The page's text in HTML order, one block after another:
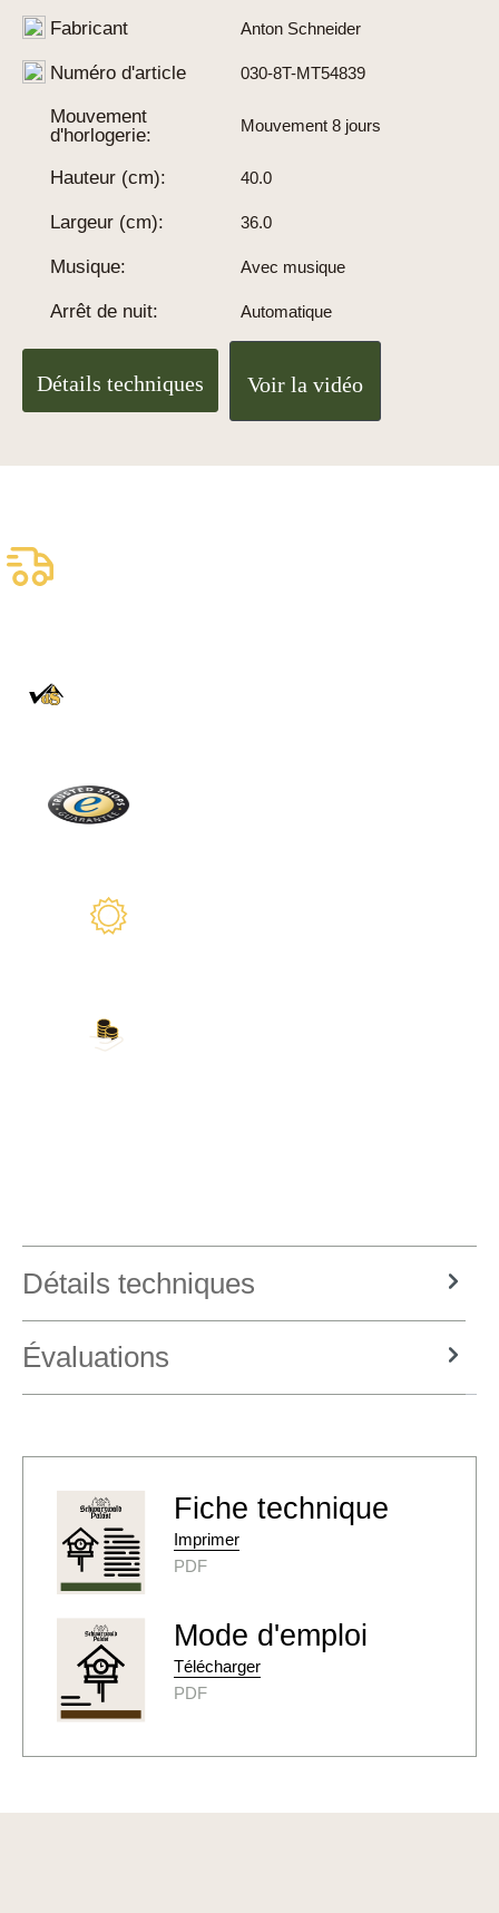
Fabricant Anton Schneider
Numéro d'article 030-8T-MT54839
Mouvement
d'horlogerie:
Mouvement 8 jours
Hauteur (cm): 40.0
Largeur (cm): 36.0
Musique: Avec musique
Arrêt de nuit: Automatique
Détails techniques Voir la vidéo
Détails techniques
Évaluations
Fiche technique
Imprimer
PDF
Mode d'emploi
Télécharger
PDF